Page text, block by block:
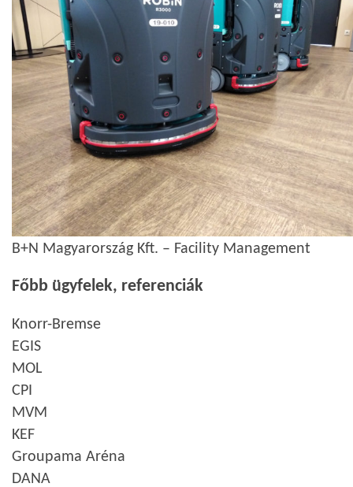
B+N Magyarország Kft. – Facility Management
Főbb ügyfelek, referenciák
Knorr-Bremse
EGIS
MOL
CPI
MVM
KEF
Groupama Aréna
DANA